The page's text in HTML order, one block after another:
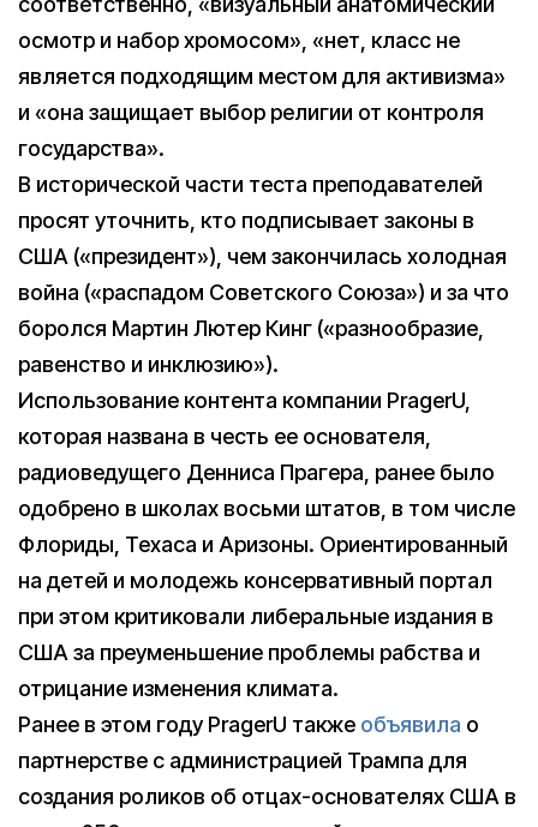
осмотр и набор хромосом», «нет, класс не
является подходящим местом для активизма»
и «она защищает выбор религии от контроля
государства».
В исторической части теста преподавателей
просят уточнить, кто подписывает законы в
США («президент»), чем закончилась холодная
война («распадом Советского Союза») и за что
боролся Мартин Лютер Кинг («разнообразие,
равенство и инклюзию»).
Использование контента компании PragerU,
которая названа в честь ее основателя,
радиоведущего Денниса Прагера, ранее было
одобрено в школах восьми штатов, в том числе
Флориды, Техаса и Аризоны. Ориентированный
на детей и молодежь консервативный портал
при этом критиковали либеральные издания в
США за преуменьшение проблемы рабства и
отрицание изменения климата.
Ранее в этом году PragerU также объявила о
партнерстве с администрацией Трампа для
создания роликов об отцах-основателях США в